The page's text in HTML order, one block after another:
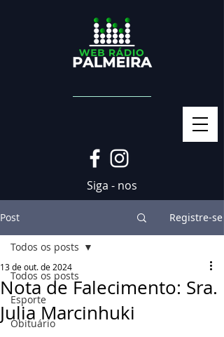
Siga - nos
Post Registre-se
Todos os posts
Esporte
Obituário
Todos os posts
Nota de Falecimento: Sra.
Julia Marcinhuki
13 de out. de 2024